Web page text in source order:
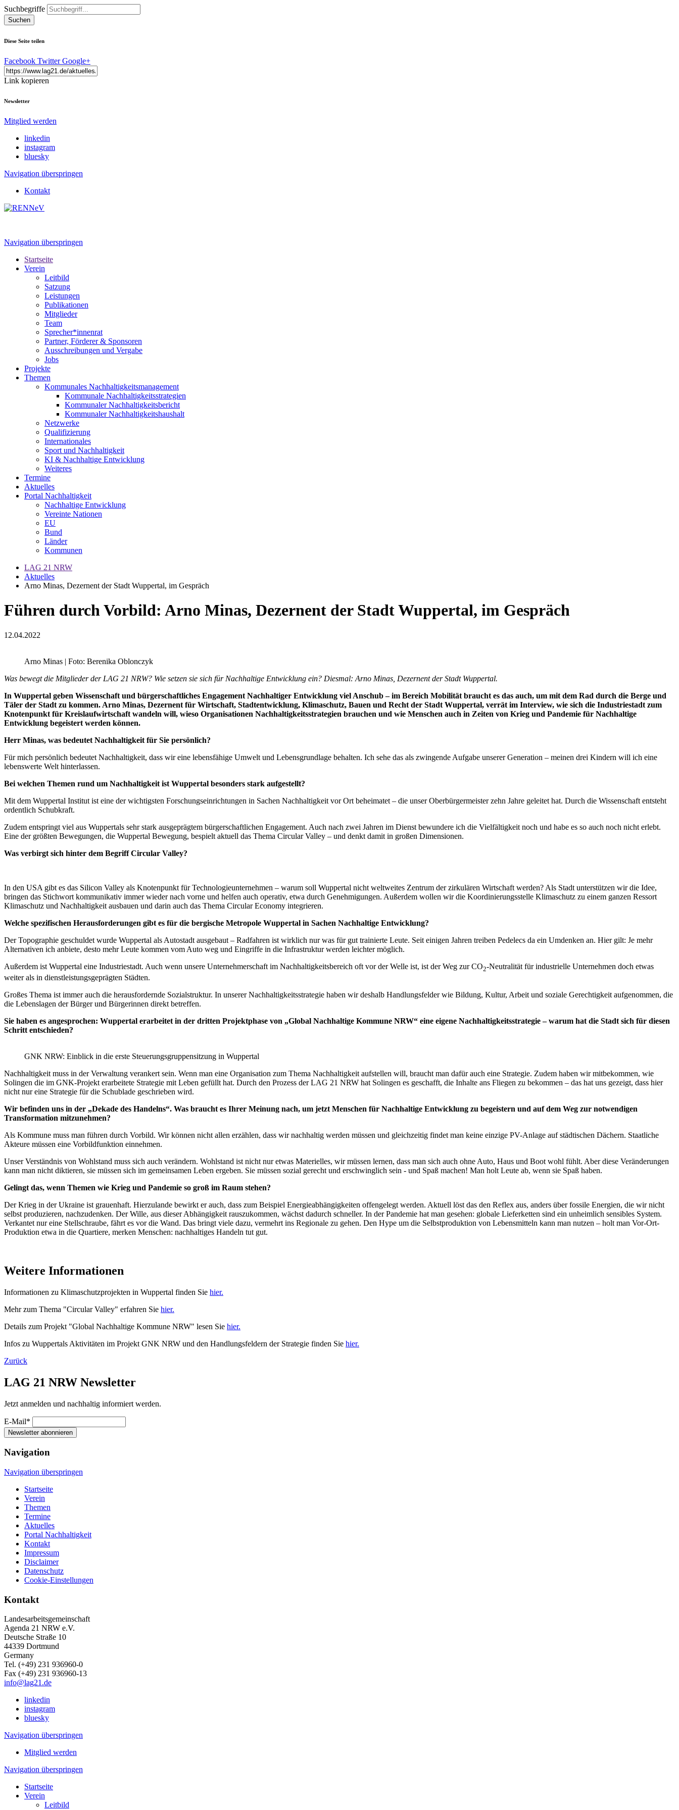
Suchbegriffe
Suchen
Diese Seite teilen
Facebook Twitter Google+
Link kopieren
Newsletter
Mitglied werden
linkedin
instagram
bluesky
Navigation überspringen
Kontakt
Navigation überspringen
Startseite
Verein
Leitbild
Satzung
Leistungen
Publikationen
Mitglieder
Team
Sprecher*innenrat
Partner, Förderer & Sponsoren
Ausschreibungen und Vergabe
Jobs
Projekte
Themen
Kommunales Nachhaltigkeitsmanagement
Kommunale Nachhaltigkeitsstrategien
Kommunaler Nachhaltigkeitsbericht
Kommunaler Nachhaltigkeitshaushalt
Netzwerke
Qualifizierung
Internationales
Sport und Nachhaltigkeit
KI & Nachhaltige Entwicklung
Weiteres
Termine
Aktuelles
Portal Nachhaltigkeit
Nachhaltige Entwicklung
Vereinte Nationen
EU
Bund
Länder
Kommunen
LAG 21 NRW
Aktuelles
Arno Minas, Dezernent der Stadt Wuppertal, im Gespräch
Führen durch Vorbild: Arno Minas, Dezernent der Stadt Wuppertal, im Gespräch
12.04.2022
Arno Minas | Foto: Berenika Oblonczyk
Was bewegt die Mitglieder der LAG 21 NRW? Wie setzen sie sich für Nachhaltige Entwicklung ein? Diesmal: Arno Minas, Dezernent der Stadt Wuppertal.
In Wuppertal geben Wissenschaft und bürgerschaftliches Engagement Nachhaltiger Entwicklung viel Anschub – im Bereich Mobilität braucht es das auch, um mit dem Rad durch die Berge und
Täler der Stadt zu kommen. Arno Minas, Dezernent für Wirtschaft, Stadtentwicklung, Klimaschutz, Bauen und Recht der Stadt Wuppertal, verrät im Interview, wie sich die Industriestadt zum
Knotenpunkt für Kreislaufwirtschaft wandeln will, wieso Organisationen Nachhaltigkeitsstrategien brauchen und wie Menschen auch in Zeiten von Krieg und Pandemie für Nachhaltige
Entwicklung begeistert werden können.
Herr Minas, was bedeutet Nachhaltigkeit für Sie persönlich?
Für mich persönlich bedeutet Nachhaltigkeit, dass wir eine lebensfähige Umwelt und Lebensgrundlage behalten. Ich sehe das als zwingende Aufgabe unserer Generation – meinen drei Kindern will ich eine
lebenswerte Welt hinterlassen.
Bei welchen Themen rund um Nachhaltigkeit ist Wuppertal besonders stark aufgestellt?
Mit dem Wuppertal Institut ist eine der wichtigsten Forschungseinrichtungen in Sachen Nachhaltigkeit vor Ort beheimatet – die unser Oberbürgermeister zehn Jahre geleitet hat. Durch die Wissenschaft entsteht
ordentlich Schubkraft.
Zudem entspringt viel aus Wuppertals sehr stark ausgeprägtem bürgerschaftlichen Engagement. Auch nach zwei Jahren im Dienst bewundere ich die Vielfältigkeit noch und habe es so auch noch nicht erlebt.
Eine der größten Bewegungen, die Wuppertal Bewegung, bespielt aktuell das Thema Circular Valley – und denkt damit in großen Dimensionen.
Was verbirgt sich hinter dem Begriff Circular Valley?
In den USA gibt es das Silicon Valley als Knotenpunkt für Technologieunternehmen – warum soll Wuppertal nicht weltweites Zentrum der zirkulären Wirtschaft werden? Als Stadt unterstützen wir die Idee,
bringen das Stichwort kommunikativ immer wieder nach vorne und helfen auch operativ, etwa durch Genehmigungen. Außerdem wollen wir die Koordinierungsstelle Klimaschutz zu einem ganzen Ressort
Klimaschutz und Nachhaltigkeit ausbauen und darin auch das Thema Circular Economy integrieren.
Welche spezifischen Herausforderungen gibt es für die bergische Metropole Wuppertal in Sachen Nachhaltige Entwicklung?
Der Topographie geschuldet wurde Wuppertal als Autostadt ausgebaut – Radfahren ist wirklich nur was für gut trainierte Leute. Seit einigen Jahren treiben Pedelecs da ein Umdenken an. Hier gilt: Je mehr
Alternativen ich anbiete, desto mehr Leute kommen vom Auto weg und Eingriffe in die Infrastruktur werden leichter möglich.
Außerdem ist Wuppertal eine Industriestadt. Auch wenn unsere Unternehmerschaft im Nachhaltigkeitsbereich oft vor der Welle ist, ist der Weg zur CO2-Neutralität für industrielle Unternehmen doch etwas
weiter als in dienstleistungsgeprägten Städten.
Großes Thema ist immer auch die herausfordernde Sozialstruktur. In unserer Nachhaltigkeitsstrategie haben wir deshalb Handlungsfelder wie Bildung, Kultur, Arbeit und soziale Gerechtigkeit aufgenommen, die
die Lebenslagen der Bürger und Bürgerinnen direkt betreffen.
Sie haben es angesprochen: Wuppertal erarbeitet in der dritten Projektphase von „Global Nachhaltige Kommune NRW“ eine eigene Nachhaltigkeitsstrategie – warum hat die Stadt sich für diesen
Schritt entschieden?
GNK NRW: Einblick in die erste Steuerungsgruppensitzung in Wuppertal
Nachhaltigkeit muss in der Verwaltung verankert sein. Wenn man eine Organisation zum Thema Nachhaltigkeit aufstellen will, braucht man dafür auch eine Strategie. Zudem haben wir mitbekommen, wie
Solingen die im GNK-Projekt erarbeitete Strategie mit Leben gefüllt hat. Durch den Prozess der LAG 21 NRW hat Solingen es geschafft, die Inhalte ans Fliegen zu bekommen – das hat uns gezeigt, dass hier
nicht nur eine Strategie für die Schublade geschrieben wird.
Wir befinden uns in der „Dekade des Handelns“. Was braucht es Ihrer Meinung nach, um jetzt Menschen für Nachhaltige Entwicklung zu begeistern und auf dem Weg zur notwendigen
Transformation mitzunehmen?
Als Kommune muss man führen durch Vorbild. Wir können nicht allen erzählen, dass wir nachhaltig werden müssen und gleichzeitig findet man keine einzige PV-Anlage auf städtischen Dächern. Staatliche
Akteure müssen eine Vorbildfunktion einnehmen.
Unser Verständnis von Wohlstand muss sich auch verändern. Wohlstand ist nicht nur etwas Materielles, wir müssen lernen, dass man sich auch ohne Auto, Haus und Boot wohl fühlt. Aber diese Veränderungen
kann man nicht diktieren, sie müssen sich im gemeinsamen Leben ergeben. Sie müssen sozial gerecht und erschwinglich sein - und Spaß machen! Man holt Leute ab, wenn sie Spaß haben.
Gelingt das, wenn Themen wie Krieg und Pandemie so groß im Raum stehen?
Der Krieg in der Ukraine ist grauenhaft. Hierzulande bewirkt er auch, dass zum Beispiel Energieabhängigkeiten offengelegt werden. Aktuell löst das den Reflex aus, anders über fossile Energien, die wir nicht
selbst produzieren, nachzudenken. Der Wille, aus dieser Abhängigkeit rauszukommen, wächst dadurch schneller. In der Pandemie hat man gesehen: globale Lieferketten sind ein unheimlich sensibles System.
Verkantet nur eine Stellschraube, fährt es vor die Wand. Das bringt viele dazu, vermehrt ins Regionale zu gehen. Den Hype um die Selbstproduktion von Lebensmitteln kann man nutzen – holt man Vor-Ort-
Produktion etwa in die Quartiere, merken Menschen: nachhaltiges Handeln tut gut.
Weitere Informationen
Informationen zu Klimaschutzprojekten in Wuppertal finden Sie hier.
Mehr zum Thema "Circular Valley" erfahren Sie hier.
Details zum Projekt "Global Nachhaltige Kommune NRW" lesen Sie hier.
Infos zu Wuppertals Aktivitäten im Projekt GNK NRW und den Handlungsfeldern der Strategie finden Sie hier.
Zurück
LAG 21 NRW Newsletter
Jetzt anmelden und nachhaltig informiert werden.
E-Mail*
Newsletter abonnieren
Navigation
Navigation überspringen
Startseite
Verein
Themen
Termine
Aktuelles
Portal Nachhaltigkeit
Kontakt
Impressum
Disclaimer
Datenschutz
Cookie-Einstellungen
Kontakt
Landesarbeitsgemeinschaft
Agenda 21 NRW e.V.
Deutsche Straße 10
44339 Dortmund
Germany
Tel. (+49) 231 936960-0
Fax (+49) 231 936960-13
info@lag21.de
linkedin
instagram
bluesky
Navigation überspringen
Mitglied werden
Navigation überspringen
Startseite
Verein
Leitbild